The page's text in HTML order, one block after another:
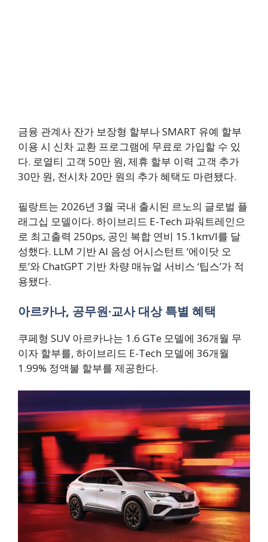
금융 관계사 잔가 보장형 할부나 SMART 유예 할부
이용 시 신차 교환 프로그램에 무료로 가입할 수 있
다. 로열티 고객 50만 원, 제휴 할부 이력 고객 추가
30만 원, 전시차 20만 원의 추가 혜택도 마련됐다.
필랑트는 2026년 3월 국내 출시된 르노의 글로벌 플
래그십 모델이다. 하이브리드 E-Tech 파워트레인으
로 최고출력 250ps, 공인 복합 연비 15.1km/l를 달
성했다. LLM 기반 AI 음성 어시스턴트 ‘에이닷 오
토’와 ChatGPT 기반 차량 매뉴얼 서비스 ‘팁스’가 적
용됐다.
아르카나, 공무원·교사 대상 특별 혜택
쿠페형 SUV 아르카나는 1.6 GTe 모델에 36개월 무
이자 할부를, 하이브리드 E-Tech 모델에 36개월
1.99% 정액불 할부를 제공한다.